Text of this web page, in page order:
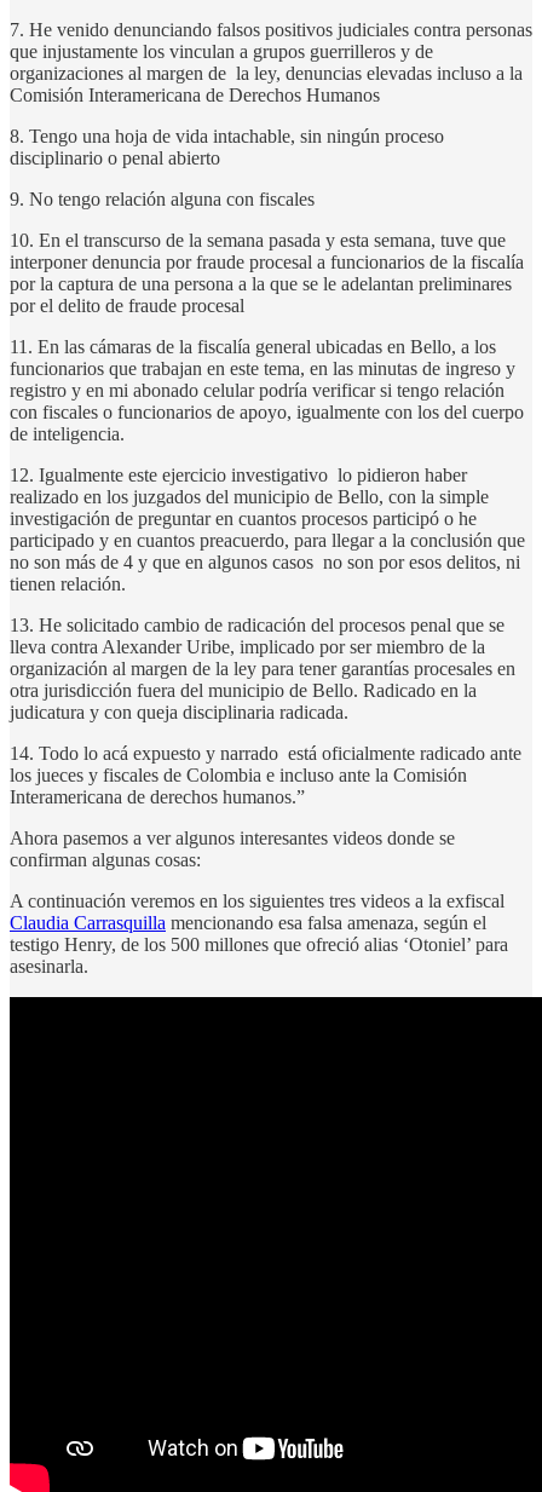
7. He venido denunciando falsos positivos judiciales contra personas
que injustamente los vinculan a grupos guerrilleros y de
organizaciones al margen de la ley, denuncias elevadas incluso a la
Comisión Interamericana de Derechos Humanos
8. Tengo una hoja de vida intachable, sin ningún proceso
disciplinario o penal abierto
9. No tengo relación alguna con fiscales
10. En el transcurso de la semana pasada y esta semana, tuve que
interponer denuncia por fraude procesal a funcionarios de la fiscalía
por la captura de una persona a la que se le adelantan preliminares
por el delito de fraude procesal
11. En las cámaras de la fiscalía general ubicadas en Bello, a los
funcionarios que trabajan en este tema, en las minutas de ingreso y
registro y en mi abonado celular podría verificar si tengo relación
con fiscales o funcionarios de apoyo, igualmente con los del cuerpo
de inteligencia.
12. Igualmente este ejercicio investigativo lo pidieron haber
realizado en los juzgados del municipio de Bello, con la simple
investigación de preguntar en cuantos procesos participó o he
participado y en cuantos preacuerdo, para llegar a la conclusión que
no son más de 4 y que en algunos casos no son por esos delitos, ni
tienen relación.
13. He solicitado cambio de radicación del procesos penal que se
lleva contra Alexander Uribe, implicado por ser miembro de la
organización al margen de la ley para tener garantías procesales en
otra jurisdicción fuera del municipio de Bello. Radicado en la
judicatura y con queja disciplinaria radicada.
14. Todo lo acá expuesto y narrado está oficialmente radicado ante
los jueces y fiscales de Colombia e incluso ante la Comisión
Interamericana de derechos humanos.”
Ahora pasemos a ver algunos interesantes videos donde se
confirman algunas cosas:
A continuación veremos en los siguientes tres videos a la exfiscal
Claudia Carrasquilla mencionando esa falsa amenaza, según el
testigo Henry, de los 500 millones que ofreció alias ‘Otoniel’ para
asesinarla.